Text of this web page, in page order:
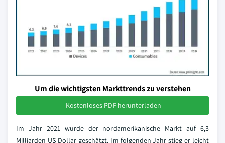
Um die wichtigsten Markttrends zu verstehen
Kostenloses PDF herunterladen
Im Jahr 2021 wurde der nordamerikanische Markt auf 6,3
Milliarden US-Dollar geschätzt. Im folgenden Jahr stieg er leicht